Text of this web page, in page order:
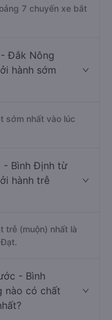
7 chuyến xe bắt
Đắk Nông
hành sớm
sớm nhất vào lúc
- Bình Định từ
hành trễ
trễ (muộn) nhất là
- Bình
nào có chất